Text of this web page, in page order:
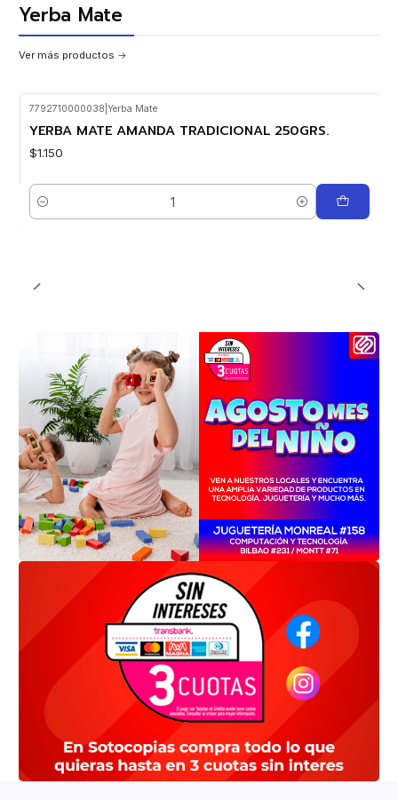
Yerba Mate
Ver más productos
7792710000038 Yerba Mate
YERBA MATE AMANDA TRADICIONAL 250GRS.
$1.150
Cantidad